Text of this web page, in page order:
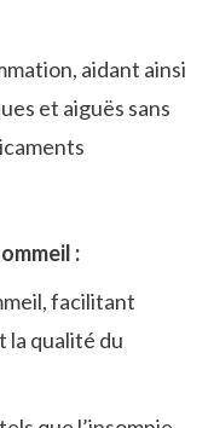
aidant ainsi
et aiguës sans
:
facilitant
la qualité du